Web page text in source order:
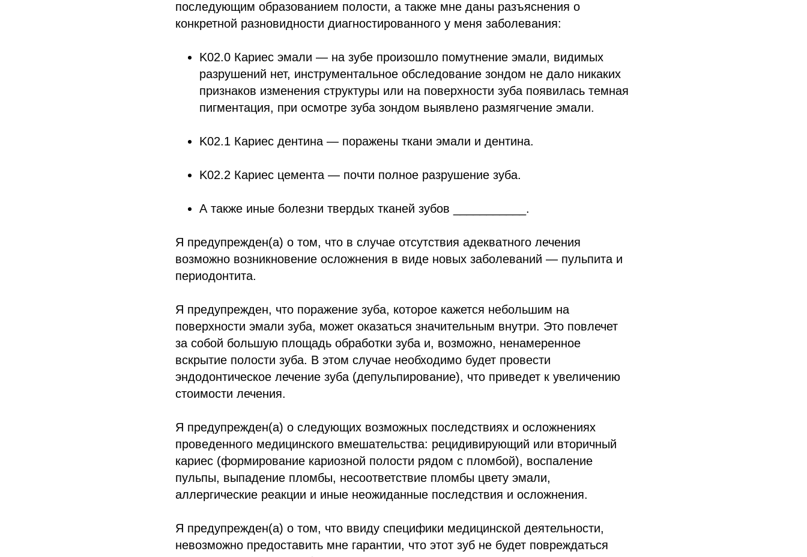
последующим образованием полости, а также мне даны разъяснения о
конкретной разновидности диагностированного у меня заболевания:
K02.0 Кариес эмали — на зубе произошло помутнение эмали, видимых
разрушений нет, инструментальное обследование зондом не дало никаких
признаков изменения структуры или на поверхности зуба появилась темная
пигментация, при осмотре зуба зондом выявлено размягчение эмали.
K02.1 Кариес дентина — поражены ткани эмали и дентина.
K02.2 Кариес цемента — почти полное разрушение зуба.
А также иные болезни твердых тканей зубов ___________.
Я предупрежден(а) о том, что в случае отсутствия адекватного лечения
возможно возникновение осложнения в виде новых заболеваний — пульпита и
периодонтита.
Я предупрежден, что поражение зуба, которое кажется небольшим на
поверхности эмали зуба, может оказаться значительным внутри. Это повлечет
за собой большую площадь обработки зуба и, возможно, ненамеренное
вскрытие полости зуба. В этом случае необходимо будет провести
эндодонтическое лечение зуба (депульпирование), что приведет к увеличению
стоимости лечения.
Я предупрежден(а) о следующих возможных последствиях и осложнениях
проведенного медицинского вмешательства: рецидивирующий или вторичный
кариес (формирование кариозной полости рядом с пломбой), воспаление
пульпы, выпадение пломбы, несоответствие пломбы цвету эмали,
аллергические реакции и иные неожиданные последствия и осложнения.
Я предупрежден(а) о том, что ввиду специфики медицинской деятельности,
невозможно предоставить мне гарантии, что этот зуб не будет повреждаться